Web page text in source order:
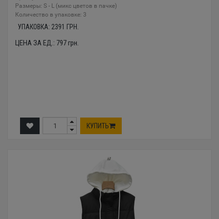
Размеры: S - L (микс цветов в пачке)
Количество в упаковке: 3
УПАКОВКА: 2391 ГРН.
ЦЕНА ЗА ЕД.: 797грн.
КУПИТЬ